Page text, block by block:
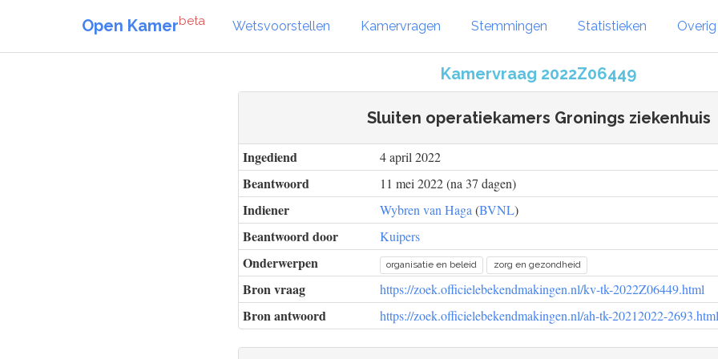
Open Kamerbeta Wetsvoorstellen Kamervragen Stemmingen Statistieken
Kamervraag 2022Z06449
Sluiten operatiekamers Gronings ziekenhuis
Ingediend 4 april 2022
Beantwoord 11 mei 2022 (na 37 dagen)
Indiener Wybren van Haga (BVNL)
Beantwoord door Kuipers
Onderwerpen organisatie en beleid zorg en gezondheid
Bron vraag https://zoek.officielebekendmakingen.nl/kv-tk-2022Z06449.html
Bron antwoord https://zoek.officielebekendmakingen.nl/ah-tk-20212022-2693.html